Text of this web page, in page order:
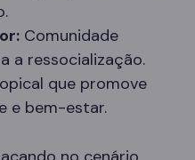
Comunidade
a ressocialização.
que promove
e bem-estar.